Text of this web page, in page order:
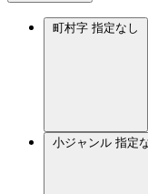
町村字 指定なし
小ジャンル 指定